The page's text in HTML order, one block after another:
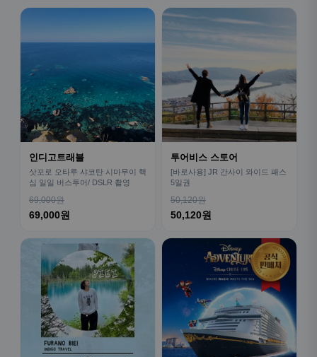
인디고트래블
삿포로 오타루 샤코탄 시마무이 핵
심 일일 버스투어/ DSLR 촬영
69,000원
69,000원
투어비스 스토어
[바로사용] JR 간사이 와이드 패스
5일권
50,120원
50,120원